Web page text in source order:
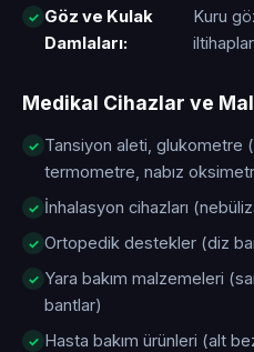
Göz ve Kulak
Damlaları:
Kuru
Medikal Cihazlar ve
Tansiyon aleti, glukometre
termometre, nabız
İnhalasyon cihazları
Ortopedik destekler (diz
Yara bakım malzemeleri
bantlar)
Hasta bakım ürünleri (alt